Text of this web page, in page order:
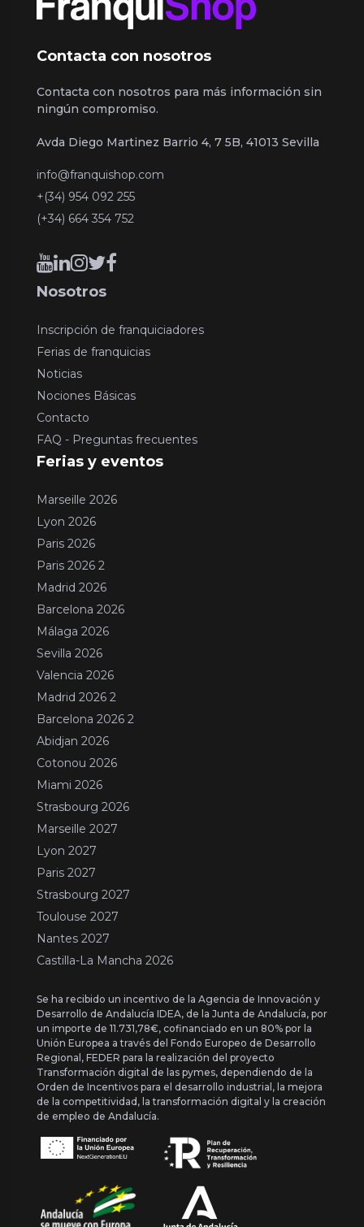
Contacta con nosotros
Contacta con nosotros para más información sin
ningún compromiso.
Avda Diego Martinez Barrio 4, 7 5B, 41013 Sevilla
info@franquishop.com
+(34) 954 092 255
(+34) 664 354 752
Nosotros
Inscripción de franquiciadores
Ferias de franquicias
Noticias
Nociones Básicas
Contacto
FAQ - Preguntas frecuentes
Ferias y eventos
Marseille 2026
Lyon 2026
Paris 2026
Paris 2026 2
Madrid 2026
Barcelona 2026
Málaga 2026
Sevilla 2026
Valencia 2026
Madrid 2026 2
Barcelona 2026 2
Abidjan 2026
Cotonou 2026
Miami 2026
Strasbourg 2026
Marseille 2027
Lyon 2027
Paris 2027
Strasbourg 2027
Toulouse 2027
Nantes 2027
Castilla-La Mancha 2026
Se ha recibido un incentivo de la Agencia de Innovación y
Desarrollo de Andalucía IDEA, de la Junta de Andalucía, por
un importe de 11.731,78€, cofinanciado en un 80% por la
Unión Europea a través del Fondo Europeo de Desarrollo
Regional, FEDER para la realización del proyecto
Transformación digital de las pymes, dependiendo de la
Orden de Incentivos para el desarrollo industrial, la mejora
de la competitividad, la transformación digital y la creación
de empleo de Andalucía.